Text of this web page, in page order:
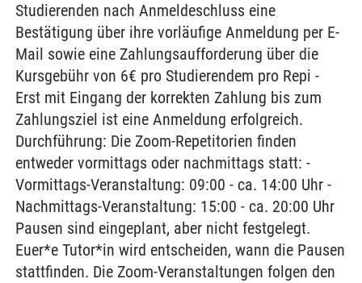
Studierenden nach Anmeldeschluss eine
Bestätigung über ihre vorläufige Anmeldung per E-
Mail sowie eine Zahlungsaufforderung über die
Kursgebühr von 6€ pro Studierendem pro Repi -
Erst mit Eingang der korrekten Zahlung bis zum
Zahlungsziel ist eine Anmeldung erfolgreich.
Durchführung: Die Zoom-Repetitorien finden
entweder vormittags oder nachmittags statt: -
Vormittags-Veranstaltung: 09:00 - ca. 14:00 Uhr -
Nachmittags-Veranstaltung: 15:00 - ca. 20:00 Uhr
Pausen sind eingeplant, aber nicht festgelegt.
Euer*e Tutor*in wird entscheiden, wann die Pausen
stattfinden. Die Zoom-Veranstaltungen folgen den